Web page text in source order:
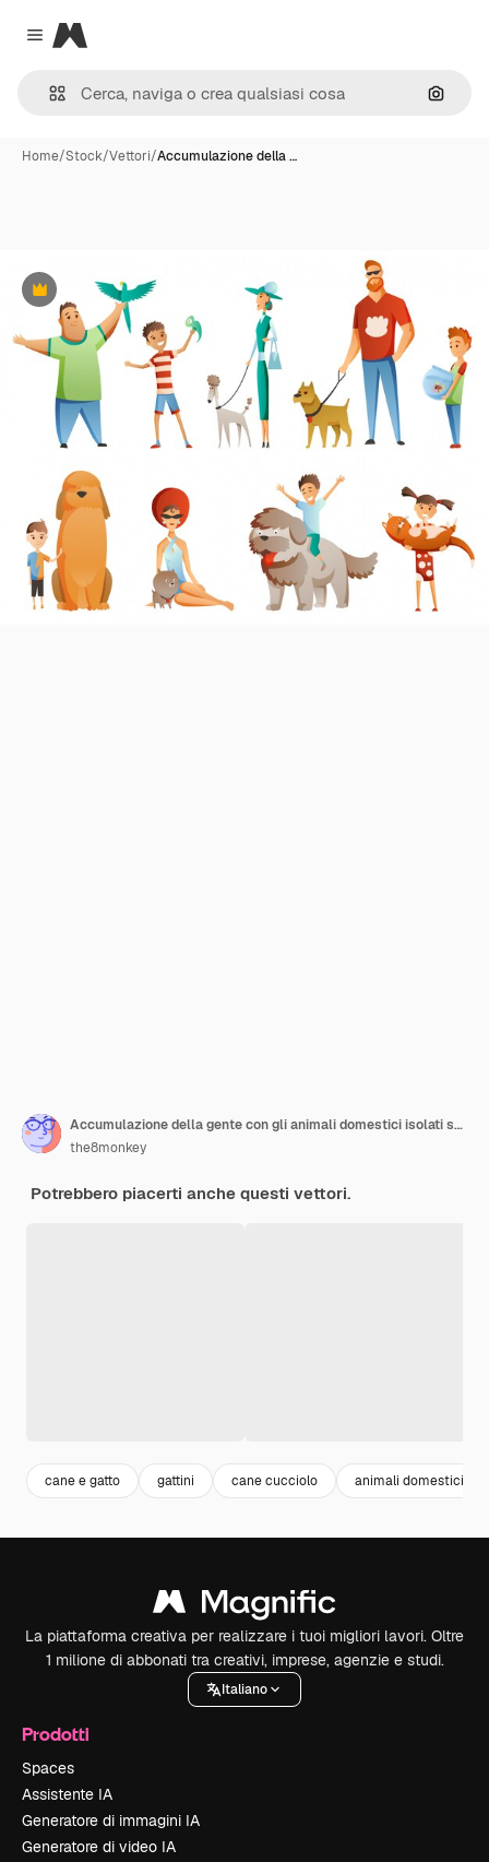
Close menu
Magnific
Cerca
Home/Stock/Vettori/Accumulazione della …
Premium
Accumulazione della gente con gli animali domestici isolati su bianco
the8monkey
Potrebbero piacerti anche questi vettori.
cane e gatto gattini cane cucciolo animali domestici
La piattaforma creativa per realizzare i tuoi migliori lavori. Oltre
1 milione di abbonati tra creativi, imprese, agenzie e studi.
Italiano
Prodotti
Spaces
Assistente IA
Generatore di immagini IA
Generatore di video IA